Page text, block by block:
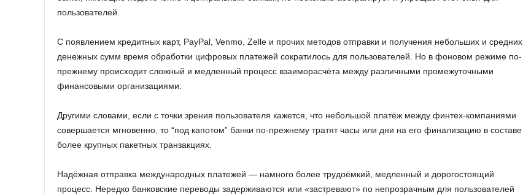
пользователей.
С появлением кредитных карт, PayPal, Venmo, Zelle и прочих методов отправки и получения небольших и средних
денежных сумм время обработки цифровых платежей сократилось для пользователей. Но в фоновом режиме по-
прежнему происходит сложный и медленный процесс взаиморасчёта между различными промежуточными
финансовыми организациями.
Другими словами, если с точки зрения пользователя кажется, что небольшой платёж между финтех-компаниями
совершается мгновенно, то “под капотом” банки по-прежнему тратят часы или дни на его финализацию в составе
более крупных пакетных транзакциях.
Надёжная отправка международных платежей — намного более трудоёмкий, медленный и дорогостоящий
процесс. Нередко банковские переводы задерживаются или «застревают» по непрозрачным для пользователей